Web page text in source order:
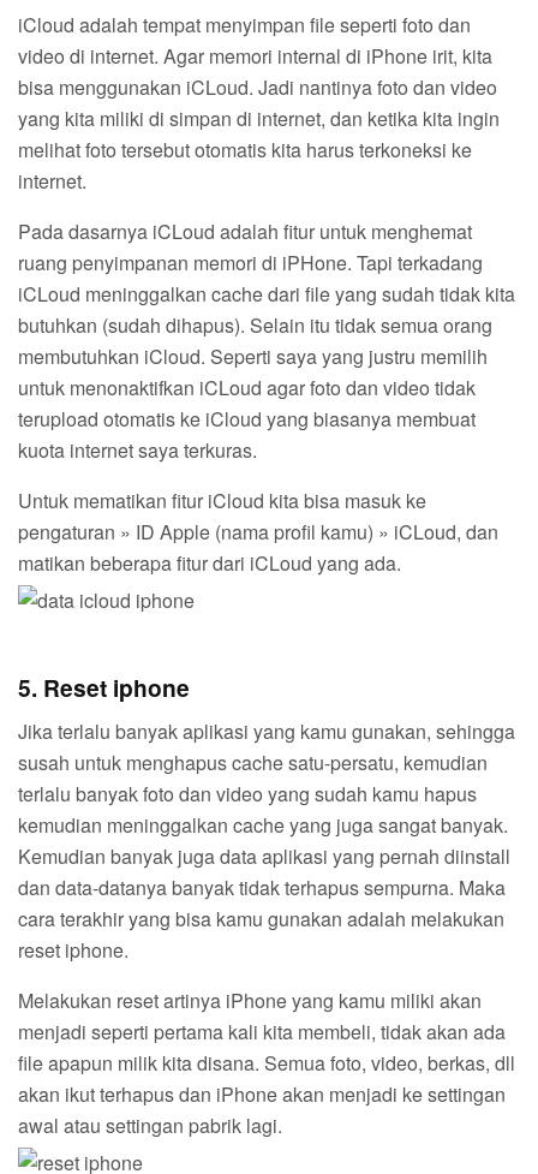
iCloud adalah tempat menyimpan file seperti foto dan
video di internet. Agar memori internal di iPhone irit, kita
bisa menggunakan iCLoud. Jadi nantinya foto dan video
yang kita miliki di simpan di internet, dan ketika kita ingin
melihat foto tersebut otomatis kita harus terkoneksi ke
internet.
Pada dasarnya iCLoud adalah fitur untuk menghemat
ruang penyimpanan memori di iPHone. Tapi terkadang
iCLoud meninggalkan cache dari file yang sudah tidak kita
butuhkan (sudah dihapus). Selain itu tidak semua orang
membutuhkan iCloud. Seperti saya yang justru memilih
untuk menonaktifkan iCLoud agar foto dan video tidak
terupload otomatis ke iCloud yang biasanya membuat
kuota internet saya terkuras.
Untuk mematikan fitur iCloud kita bisa masuk ke
pengaturan » ID Apple (nama profil kamu) » iCLoud, dan
matikan beberapa fitur dari iCLoud yang ada.
5. Reset iphone
Jika terlalu banyak aplikasi yang kamu gunakan, sehingga
susah untuk menghapus cache satu-persatu, kemudian
terlalu banyak foto dan video yang sudah kamu hapus
kemudian meninggalkan cache yang juga sangat banyak.
Kemudian banyak juga data aplikasi yang pernah diinstall
dan data-datanya banyak tidak terhapus sempurna. Maka
cara terakhir yang bisa kamu gunakan adalah melakukan
reset iphone.
Melakukan reset artinya iPhone yang kamu miliki akan
menjadi seperti pertama kali kita membeli, tidak akan ada
file apapun milik kita disana. Semua foto, video, berkas, dll
akan ikut terhapus dan iPhone akan menjadi ke settingan
awal atau settingan pabrik lagi.